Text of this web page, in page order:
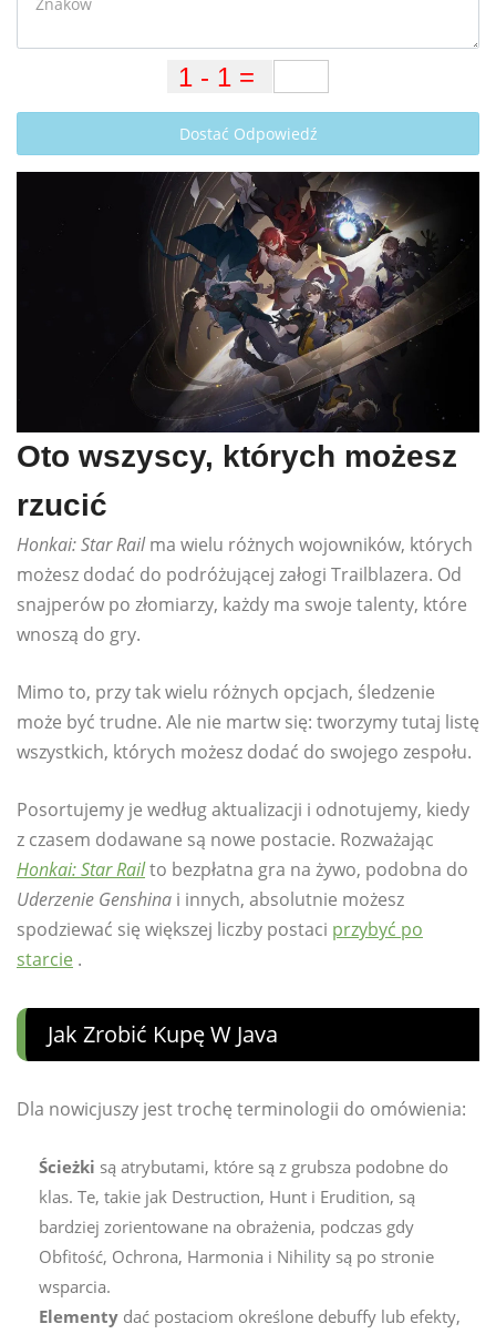
Dostać Odpowiedź
Oto wszyscy, których możesz
rzucić
Honkai: Star Railma wielu różnych wojowników, których
możesz dodać do podróżującej załogi Trailblazera. Od
snajperów po złomiarzy, każdy ma swoje talenty, które
wnoszą do gry.
Mimo to, przy tak wielu różnych opcjach, śledzenie
może być trudne. Ale nie martw się: tworzymy tutaj listę
wszystkich, których możesz dodać do swojego zespołu.
Posortujemy je według aktualizacji i odnotujemy, kiedy
z czasem dodawane są nowe postacie. Rozważając
Honkai: Star Railto bezpłatna gra na żywo, podobna do
Uderzenie Genshina i innych, absolutnie możesz
spodziewać się większej liczby postaci przybyć po
starcie .
Jak Zrobić Kupę W Java
Dla nowicjuszy jest trochę terminologii do omówienia:
Ścieżki są atrybutami, które są z grubsza podobne do
klas. Te, takie jak Destruction, Hunt i Erudition, są
bardziej zorientowane na obrażenia, podczas gdy
Obfitość, Ochrona, Harmonia i Nihility są po stronie
wsparcia.
Elementy dać postaciom określone debuffy lub efekty,